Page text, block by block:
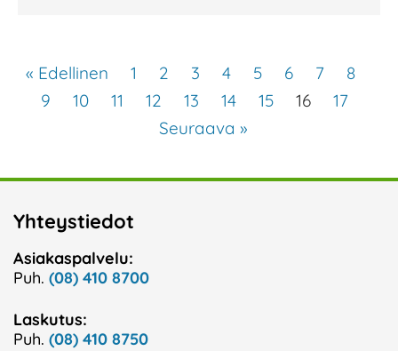
« Edellinen 1 2 3 4 5 6 7
8
9
10 11 12 13 14 15 16
17
Seuraava »
Yhteystiedot
Asiakaspalvelu:
Puh. (08) 410 8700
Laskutus:
Puh. (08) 410 8750